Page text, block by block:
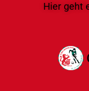
Hier geht